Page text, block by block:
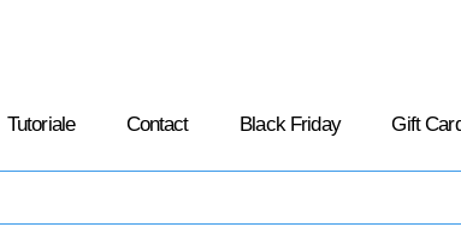
Tutoriale Contact Black Friday Gift